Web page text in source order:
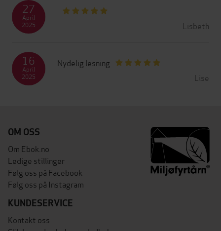
Lisbeth
27
April
2025
Nydelig lesning
Lise
16
April
2025
OM OSS
Om Ebok.no
Ledige stillinger
Følg oss på Facebook
Følg oss på Instagram
KUNDESERVICE
Kontakt oss